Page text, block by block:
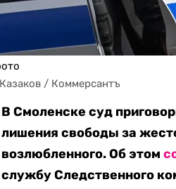
/ Коммерсантъ
В Смоленске суд
лишения свободы за
возлюбленного. Об этом
службу Следственного